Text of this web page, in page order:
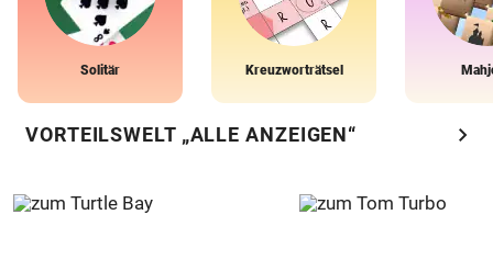
Solitär Kreuzworträtsel
VORTEILSWELT „ALLE ANZEIGEN“ chevron_right